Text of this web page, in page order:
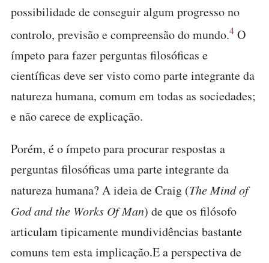
possibilidade de conseguir algum progresso no
controlo, previsão e compreensão do mundo.4 O
ímpeto para fazer perguntas filosóficas e
científicas deve ser visto como parte integrante da
natureza humana, comum em todas as sociedades;
e não carece de explicação.
Porém, é o ímpeto para procurar respostas a
perguntas filosóficas uma parte integrante da
natureza humana? A ideia de Craig (The Mind of
God and the Works Of Man) de que os filósofo
articulam tipicamente mundividências bastante
comuns tem esta implicação.E a perspectiva de